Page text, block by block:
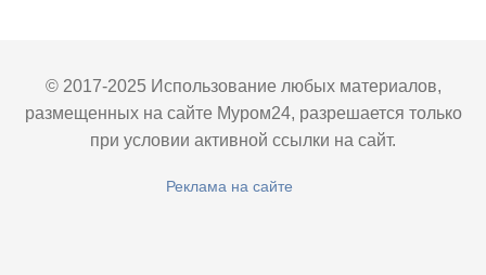
© 2017-2025 Использование любых материалов,
размещенных на сайте Муром24, разрешается только
при условии активной ссылки на сайт.
Реклама на сайте